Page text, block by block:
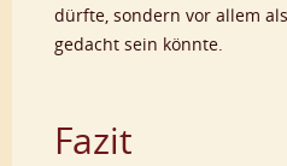
dürfte, sondern vor allem
gedacht sein könnte.
Fazit